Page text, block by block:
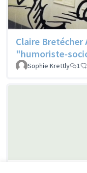
Claire
"humoriste-
Sophie Krettly 1